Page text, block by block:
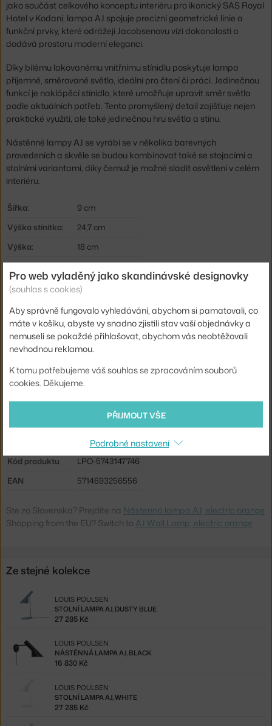
jako součást celkového konceptu interiéru pro ikonický SAS Royal
Hotel v Kodani, lampa AJ spojuje precizní geometrické linie a
funkční prvky, které odrážejí Jacobsenovu vizi dokonalosti a
dodává prostoru moderní eleganci.
Díky bílému lakovanému vnitřnímu stínidlu poskytuje lampa
příjemné, směrované světlo, ideální pro čtení či práci. Jedinečnou
funkcí je naklápěcí stínidlo, které umožňuje upravit směr světla
podle aktuálních potřeb. Tento promyšlený detail zajišťuje nejen
praktické využití, ale také jedinečnou hru světla a stínu.
Nástěnné lampy AJ se vyrábí se v několika barevných
provedeních a skvěle se budou kombinovat také se stojacími a
stolními variantami, díky čemuž je možné sladit osvětlení v celém
interiéru.
Šířka:
9 cm
Výška stínítka:
24,7 cm
Výška:
18 cm
Hloubka:
31,8 cm
Barva:
oranžová
Materiál:
nerezová ocel
Délka kabelu:
2,4 m
Krytí:
Světelný tok:
334 lm
Příkon:
6 W
přímé osvětlení
Kód produktu
LPO-5743147746
EAN
5714693256556
Ste zo Slovenska? Prejdite na Nástenná lampa AJ, electric orange
Shopping from the EU? Switch to AJ Wall Lamp, electric orange
Ze stejné kolekce
STOLNÍ LAMPA AJ, DUSTY BLUE
LOUIS POULSEN
27 285 Kč
NÁSTĚNNÁ LAMPA AJ, BLACK
LOUIS POULSEN
16 830 Kč
STOLNÍ LAMPA AJ, WHITE
LOUIS POULSEN
27 285 Kč
Pro web vyladěný jako skandinávské designovky
(souhlas s cookies)
Aby správně fungovalo vyhledávání, abychom si pamatovali, co
máte v košíku, abyste vy snadno zjistili stav vaší objednávky a
nemuseli se pokaždé přihlašovat, abychom vás neobtěžovali
nevhodnou reklamou.
K tomu potřebujeme váš souhlas se zpracováním souborů
cookies. Děkujeme.
PŘIJMOUT VŠE
Podrobné nastavení